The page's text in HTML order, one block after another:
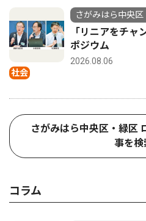
社会
さがみはら中央区
「リニアをチ
ポジウム
2026.08.06
さがみはら中央区・緑区
事を検
コラム